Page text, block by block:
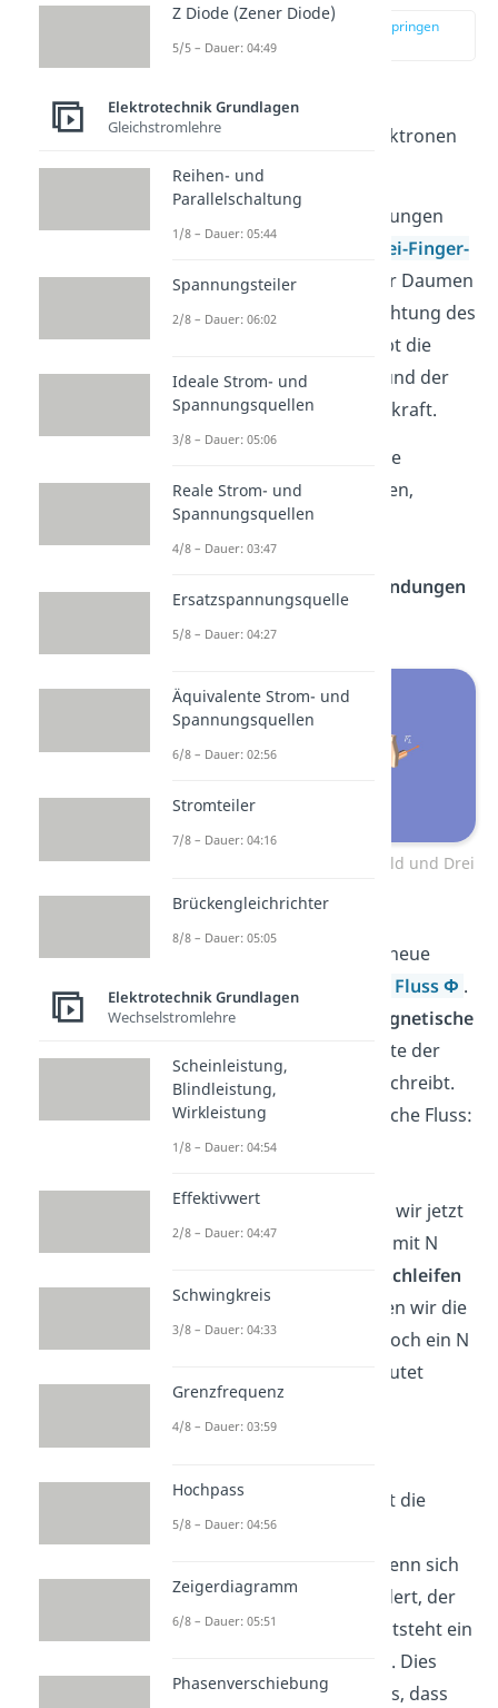
zur Stelle im Video springen
(03:35)
Jetzt schauen wir uns die
Teilchenbewegung der Elektronen
genauer an.
Zur Bestimmung der Richtungen
nehmen wir wieder die
Drei-Finger-
Regel derlinken Hand
. Der Daumen
ist dann die Bewegungsrichtung des
Leiters, der Zeigefinger gibt die
Richtung des B-Feldes an und der
Mittelfinger ist die Lorentzkraft.
Um die elektromagnetische
Induktion ganz zu verstehen,
tauschen wir unser kurzes
Leiterstück gegen eine
Induktionsspule mit N Windungen
Induktionsspule im Magnetfeld und Drei
Zudem brauchen wir eine neue
Größe: den
magnetischen FlussΦ .
Wir kennen bereits die
magnetische
, die die Dichte der
Feldlinien pro Fläche A beschreibt.
Demnach ist der magnetische Fluss:
In unserem Beispiel haben wir jetzt
aber eine Induktionsspule mit N
N Leiterschleifen
der Fläche A
. Daher müssen wir die
Formel anpassen, indem noch ein N
dazukommt. Die Formel lautet
damit:
Das Magnetfeld durchläuft die
Fläche A der Leiterschleife
senkrecht. Immer dann, wenn sich
der magnetische Fluss ändert, der
die Fläche A durchsetzt, entsteht ein
Induktionsspannungsstoß. Dies
führt uns zu der Erkenntnis, dass
Z Diode (Zener Diode)
5/5 – Dauer: 04:49
Elektrotechnik Grundlagen
Gleichstromlehre
Reihen- und
Parallelschaltung
1/8 – Dauer: 05:44
Spannungsteiler
2/8 – Dauer: 06:02
Ideale Strom- und
Spannungsquellen
3/8 – Dauer: 05:06
Reale Strom- und
Spannungsquellen
4/8 – Dauer: 03:47
Ersatzspannungsquelle
5/8 – Dauer: 04:27
Äquivalente Strom- und
Spannungsquellen
6/8 – Dauer: 02:56
Stromteiler
7/8 – Dauer: 04:16
Brückengleichrichter
8/8 – Dauer: 05:05
Elektrotechnik Grundlagen
Wechselstromlehre
Scheinleistung,
Blindleistung,
Wirkleistung
1/8 – Dauer: 04:54
Effektivwert
2/8 – Dauer: 04:47
Schwingkreis
3/8 – Dauer: 04:33
Grenzfrequenz
4/8 – Dauer: 03:59
Hochpass
5/8 – Dauer: 04:56
Zeigerdiagramm
6/8 – Dauer: 05:51
Phasenverschiebung